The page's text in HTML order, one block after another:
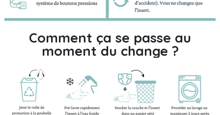
Comment ça se passe au
moment du change ?